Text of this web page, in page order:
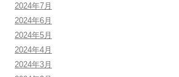
2024年7月
2024年6月
2024年5月
2024年4月
2024年3月